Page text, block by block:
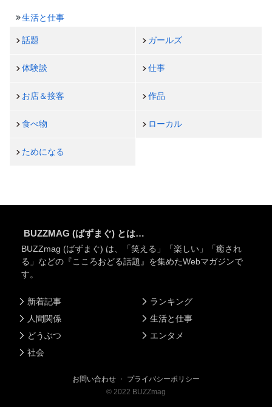
生活と仕事
話題 ガールズ
体験談 仕事
お店＆接客 作品
食べ物 ローカル
ためになる
BUZZMAG (ばずまぐ) とは…
BUZZmag (ばずまぐ) は、「笑える」「楽しい」「癒され
る」などの『こころおどる話題』を集めたWebマガジンで
す。
新着記事
人間関係
どうぶつ
社会
ランキング
生活と仕事
エンタメ
お問い合わせ ・ プライバシーポリシー
© 2022 BUZZmag